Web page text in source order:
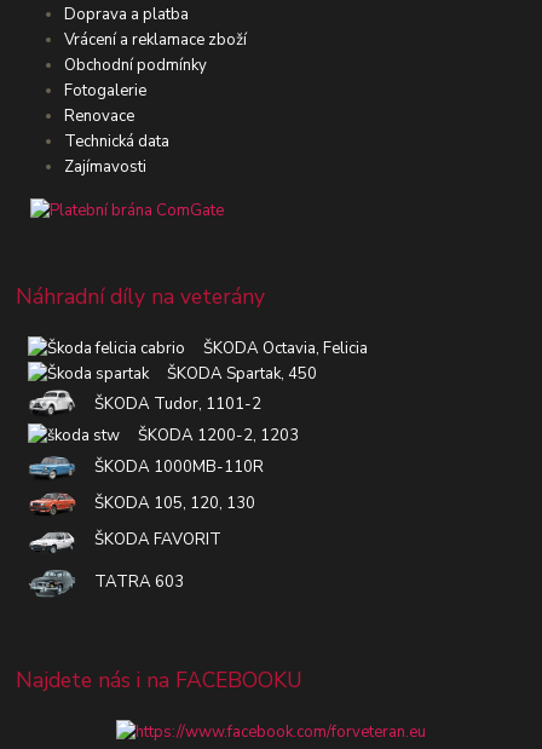
Doprava a platba
Vrácení a reklamace zboží
Obchodní podmínky
Fotogalerie
Renovace
Technická data
Zajímavosti
Náhradní díly na veterány
ŠKODA Octavia, Felicia
ŠKODA Spartak, 450
ŠKODA Tudor, 1101-2
ŠKODA 1200-2, 1203
ŠKODA 1000MB-110R
ŠKODA 105, 120, 130
ŠKODA FAVORIT
TATRA 603
Najdete nás i na FACEBOOKU